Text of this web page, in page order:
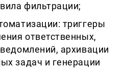
фильтрации;
триггеры
ответственных,
архивации
задач и генерации